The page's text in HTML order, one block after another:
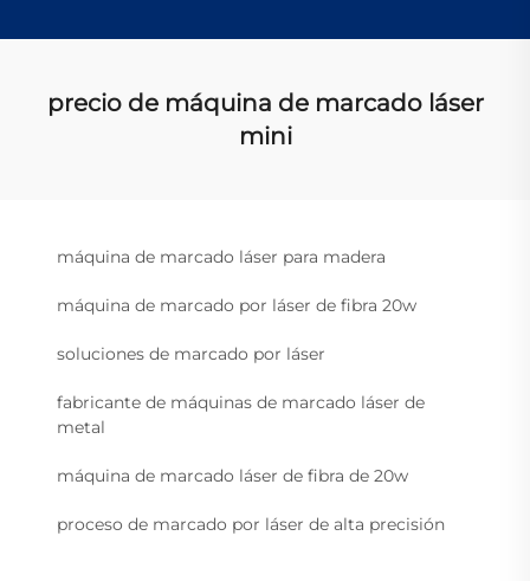
precio de máquina de marcado láser
mini
máquina de marcado láser para madera
máquina de marcado por láser de fibra 20w
soluciones de marcado por láser
fabricante de máquinas de marcado láser de
metal
máquina de marcado láser de fibra de 20w
proceso de marcado por láser de alta precisión